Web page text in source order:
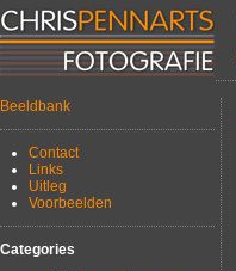
Beeldbank
Contact
Links
Uitleg
Voorbeelden
Categories